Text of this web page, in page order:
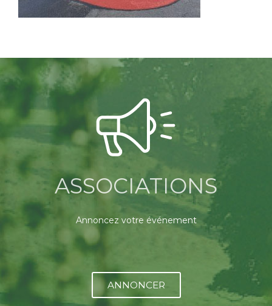
ASSOCIATIONS
Annoncez votre événement
ANNONCER